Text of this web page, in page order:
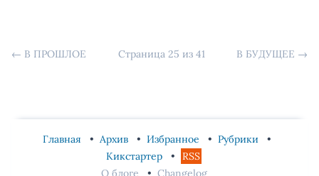
← В ПРОШЛОЕ Страница 25 из 41 В БУДУЩЕЕ →
Главная Архив Избранное
Рубрики
Кикстартер
RSS
О блоге
Changelog